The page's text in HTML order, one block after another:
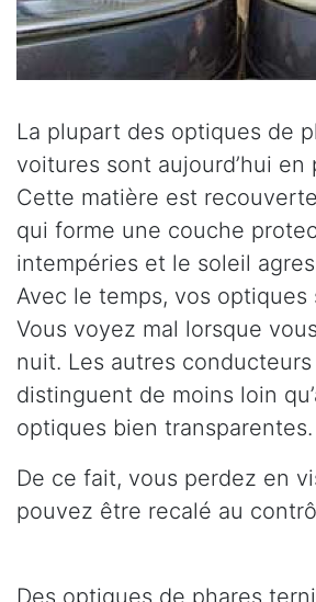
La plupart des optiques de
voitures sont aujourd’hui en
Cette matière est
qui forme une couche
intempéries et le soleil
Avec le temps, vos optiques
Vous voyez mal lorsque
nuit. Les autres
distinguent de moins loin
optiques bien transparentes.
De ce fait, vous perdez en
pouvez être recalé au